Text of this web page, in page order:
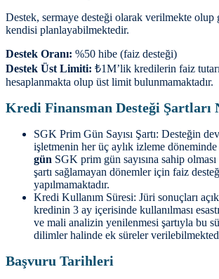
Destek, sermaye desteği olarak verilmekte olup
kendisi planlayabilmektedir.
Destek Oranı: %50 hibe (faiz desteği)
Destek Üst Limiti: ₺1M’lik kredilerin faiz
hesaplanmakta olup üst limit bulunmamaktadır.
Kredi Finansman Desteği Şartları
SGK Prim Gün Sayısı Şartı: Desteğin
işletmenin her üç aylık izleme
gün SGK prim gün sayısına sahip
şartı sağlamayan dönemler için faiz
yapılmamaktadır.
Kredi Kullanım Süresi: Jüri sonuçları
kredinin 3 ay içerisinde kullanılması
ve mali analizin yenilenmesi şartıyla bu
dilimler halinde ek süreler
Başvuru Tarihleri